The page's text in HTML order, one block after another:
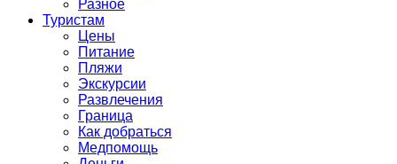
Разное
Туристам
Цены
Питание
Пляжи
Экскурсии
Развлечения
Граница
Как добраться
Медпомощь